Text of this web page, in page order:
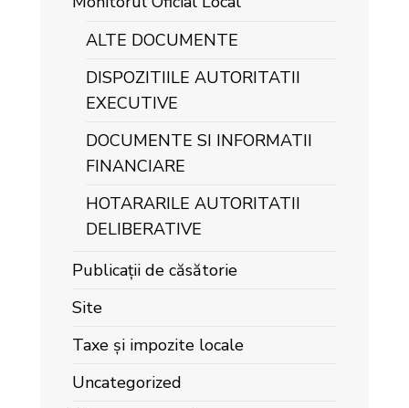
ALTE DOCUMENTE
DISPOZITIILE AUTORITATII
EXECUTIVE
DOCUMENTE SI INFORMATII
FINANCIARE
HOTARARILE AUTORITATII
DELIBERATIVE
Publicații de căsătorie
Site
Taxe și impozite locale
Uncategorized